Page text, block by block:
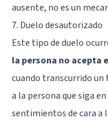
ausente, no es un
7. Duelo desautorizado
Este tipo de duelo
la persona no acepta
cuando transcurrido
a la persona que siga
sentimientos de cara